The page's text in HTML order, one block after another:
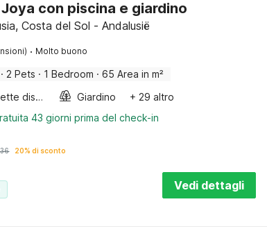
con piscina e giardino
Costa del Sol - Andalusië
· Molto buono
· 2 Pets · 1 Bedroom · 65 Area in m²
Biciclette disponibili Giardino
+ 29 altro
43 giorni prima del check-in
20% di sconto
Vedi dettagli